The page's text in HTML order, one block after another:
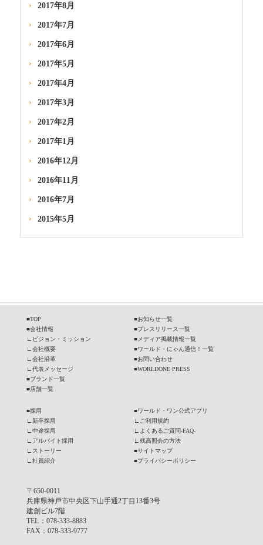
2017年8月
2017年7月
2017年6月
2017年5月
2017年4月
2017年3月
2017年2月
2017年1月
2016年12月
2016年11月
2016年7月
2015年5月
■TOP
■会社情報
∟
ビジョン・ミッション
∟ 会社概要
∟ 会社沿革
∟ 代表メッセージ
■ブランド一覧
■店舗一覧
■お知らせ一覧
■プレスリリース一覧
■メディア掲載情報一覧
■ワールド・にゃん通信！一覧
■お問い合わせ
■WORLDONE PRESS
■採用
∟ 新卒採用
∟ 中途採用
∟
アルバイト採用
∟
ストーリー
∟ 社員紹介
■ワールド・ワン公式アプリ
∟
ご利用規約
∟
よくあるご質問-FAQ-
∟ 残高照会の方法
■サイトマップ
■プライバシーポリシー
〒650-0011
兵庫県神戸市中央区下山手通2丁目13番3号
建創ビル7階
TEL ：078-333-8883
FAX ：078-333-9777